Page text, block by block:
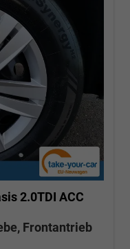
2.0TDI ACC
Frontantrieb